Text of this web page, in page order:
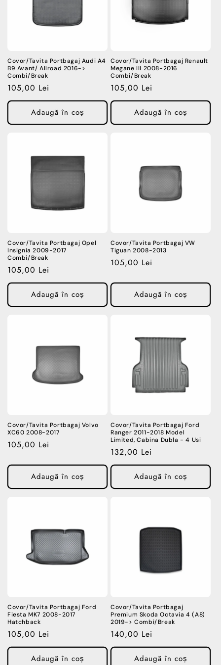
Covor/Tavita Portbagaj Audi A4
B9 Avant/ Allroad 2016->
Combi/Break
Preț
obișnuit
105,00 Lei
Adaugă în coș
Covor/Tavita Portbagaj Renault
Megane III 2008-2016
Combi/Break
Preț
obișnuit
105,00 Lei
Adaugă în coș
Covor/Tavita Portbagaj Opel
Insignia 2009-2017
Combi/Break
Preț
obișnuit
105,00 Lei
Adaugă în coș
Covor/Tavita Portbagaj VW
Tiguan 2008-2013
Preț
105,00 Lei
Adaugă în coș
Covor/Tavita Portbagaj Volvo
XC60 2008-2017
Preț
105,00 Lei
Adaugă în coș
Covor/Tavita Portbagaj Ford
Ranger 2011-2018 Model
Limited, Cabina Dubla - 4 Usi
Preț
obișnuit
132,00 Lei
Adaugă în coș
Covor/Tavita Portbagaj Ford
Fiesta MK7 2008-2017
Hatchback
Preț
obișnuit
105,00 Lei
Adaugă în coș
Covor/Tavita Portbagaj
Premium Skoda Octavia 4 (A8)
2019-> Combi/Break
Preț
obișnuit
140,00 Lei
Adaugă în coș